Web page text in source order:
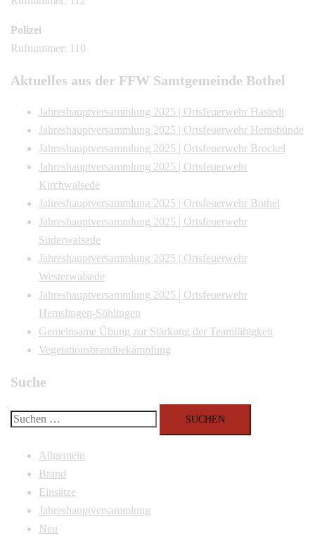
Polizei
Rufnummer: 110
Aktuelles aus der FFW Samtgemeinde Bothel
Jahreshauptversammlung 2025 | Ortsfeuerwehr Hastedt
Jahreshauptversammlung 2025 | Ortsfeuerwehr Hemsbünde
Jahreshauptversammlung 2025 | Ortsfeuerwehr Brockel
Jahreshauptversammlung 2025 | Ortsfeuerwehr
Kirchwalsede
Jahreshauptversammlung 2025 | Ortsfeuerwehr Bothel
Jahreshauptversammlung 2025 | Ortsfeuerwehr
Süderwalsede
Jahreshauptversammlung 2025 | Ortsfeuerwehr
Westerwalsede
Jahreshauptversammlung 2025 | Ortsfeuerwehr
Hemslingen-Söhlingen
Gemeinsame Übung zur Stärkung der Teamfähigkeit
Vegetationsbrandbekämpfung
Suche
Suchen
Allgemein
Brand
Einsätze
Jahreshauptversammlung
Neu